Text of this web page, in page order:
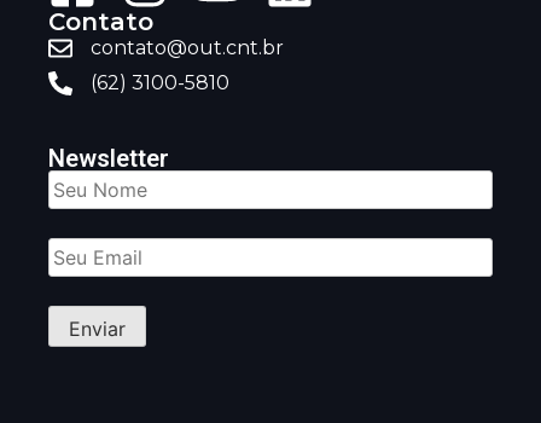
Contato
contato@out.cnt.br
(62) 3100-5810
Newsletter